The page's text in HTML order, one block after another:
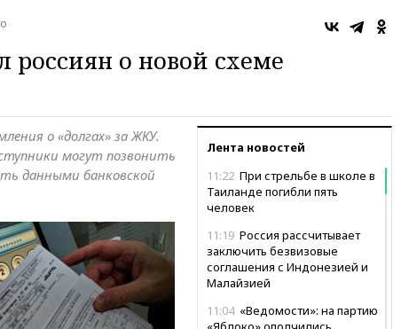
россиян о новой схеме
Лента новостей
11:22 При стрельбе в школе в
Таиланде погибли пять
человек
11:19 Россия рассчитывает
заключить безвизовые
соглашения с Индонезией и
Малайзией
11:04 «Ведомости»: на партию
о «долгах» за ЖКУ.
могут позвонить
данными банковской